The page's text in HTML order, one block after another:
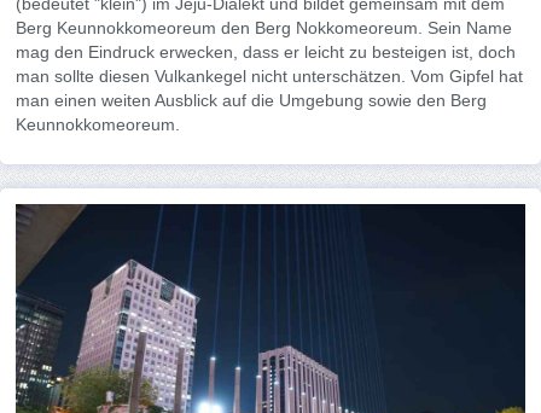
(bedeutet "klein") im Jeju-Dialekt und bildet gemeinsam mit dem
Berg Keunnokkomeoreum den Berg Nokkomeoreum. Sein Name
mag den Eindruck erwecken, dass er leicht zu besteigen ist, doch
man sollte diesen Vulkankegel nicht unterschätzen. Vom Gipfel hat
man einen weiten Ausblick auf die Umgebung sowie den Berg
Keunnokkomeoreum.